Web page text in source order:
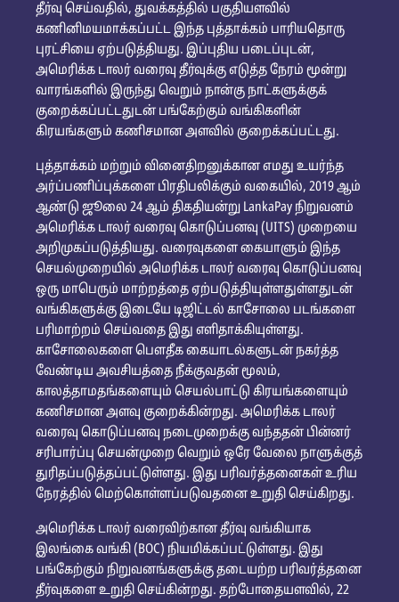
தீர்வு செய்வதில், துவக்கத்தில் பகுதியளவில்
கணினிமயமாக்கப்பட்ட இந்த புத்தாக்கம் பாரியதொரு
புரட்சியை ஏற்படுத்தியது. இப்புதிய படைப்புடன்,
அமெரிக்க டாலர் வரைவு தீர்வுக்கு எடுத்த நேரம் மூன்று
வாரங்களில் இருந்து வெறும் நான்கு நாட்களுக்குக்
குறைக்கப்பட்டதுடன் பங்கேற்கும் வங்கிகளின்
கிரயங்களும் கணிசமான அளவில் குறைக்கப்பட்டது.
புத்தாக்கம் மற்றும் வினைதிறனுக்கான எமது உயர்ந்த
அர்ப்பணிப்புக்களை பிரதிபலிக்கும் வகையில், 2019 ஆம்
ஆண்டு ஜூலை 24 ஆம் திகதியன்று LankaPay நிறுவனம்
அமெரிக்க டாலர் வரைவு கொடுப்பனவு (UITS) முறையை
அறிமுகப்படுத்தியது. வரைவுகளை கையாளும் இந்த
செயல்முறையில் அமெரிக்க டாலர் வரைவு கொடுப்பனவு
ஒரு மாபெரும் மாற்றத்தை ஏற்படுத்தியுள்ளதுள்ளதுடன்
வங்கிகளுக்கு இடையே டிஜிட்டல் காசோலை படங்களை
பரிமாற்றம் செய்வதை இது எளிதாக்கியுள்ளது.
காசோலைகளை பௌதீக கையாடல்களுடன் நகர்த்த
வேண்டிய அவசியத்தை நீக்குவதன் மூலம்,
காலத்தாமதங்களையும் செயல்பாட்டு கிரயங்களையும்
கணிசமான அளவு குறைக்கின்றது. அமெரிக்க டாலர்
வரைவு கொடுப்பனவு நடைமுறைக்கு வந்ததன் பின்னர்
சரிபார்ப்பு செயன்முறை வெறும் ஒரே வேலை நாளுக்குத்
துரிதப்படுத்தப்பட்டுள்ளது. இது பரிவர்த்தனைகள் உரிய
நேரத்தில் மெற்கொள்ளப்படுவதனை உறுதி செய்கிறது.
அமெரிக்க டாலர் வரைவிற்கான தீர்வு வங்கியாக
இலங்கை வங்கி (BOC) நியமிக்கப்பட்டுள்ளது. இது
பங்கேற்கும் நிறுவனங்களுக்கு தடையற்ற பரிவர்த்தனை
தீர்வுகளை உறுதி செய்கின்றது. தற்போதையளவில், 22